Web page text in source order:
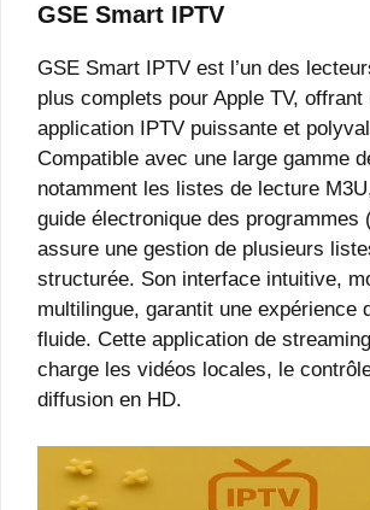
GSE Smart IPTV
GSE Smart IPTV est l’un des
plus complets pour Apple TV, offrant
application IPTV puissante et
Compatible avec une large gamme
notamment les listes de lecture
guide électronique des programmes
assure une gestion de plusieurs
structurée. Son interface intuitive,
multilingue, garantit une expérience
fluide. Cette application de
charge les vidéos locales, le
diffusion en HD.